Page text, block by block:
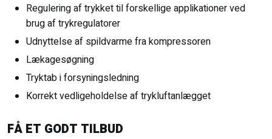
Regulering af trykket til forskellige applikationer ved
brug af trykregulatorer​
Udnyttelse af spildvarme fra kompressoren​
Lækagesøgning​
Tryktab i forsyningsledning​
Korrekt vedligeholdelse af trykluftanlægget
FÅ ET GODT TILBUD